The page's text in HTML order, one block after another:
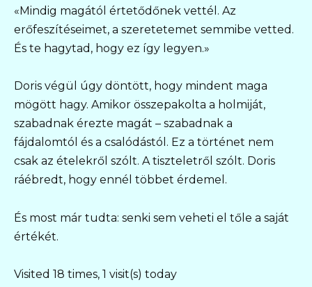
«Mindig magától értetődőnek vettél. Az
erőfeszítéseimet, a szeretetemet semmibe vetted.
És te hagytad, hogy ez így legyen.»
Doris végül úgy döntött, hogy mindent maga
mögött hagy. Amikor összepakolta a holmiját,
szabadnak érezte magát – szabadnak a
fájdalomtól és a csalódástól. Ez a történet nem
csak az ételekről szólt. A tiszteletről szólt. Doris
ráébredt, hogy ennél többet érdemel.
És most már tudta: senki sem veheti el tőle a saját
értékét.
Visited 18 times, 1 visit(s) today